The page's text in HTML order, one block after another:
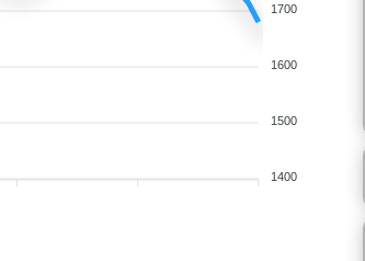
1700
1600
1500
1400